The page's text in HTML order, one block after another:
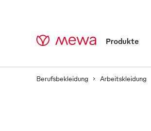
Produkte
Berufsbekleidung Arbeitskleidung